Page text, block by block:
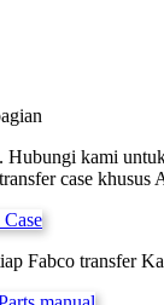
kami
case khusus
Fabco transfer